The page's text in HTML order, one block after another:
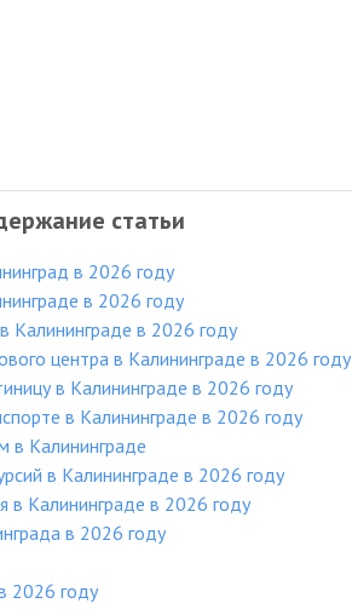
статьи
в 2026 году
в 2026 году
Калининграде в 2026 году
центра в Калининграде в 2026 году
в Калининграде в 2026 году
в Калининграде в 2026 году
в Калининграде
в Калининграде в 2026 году
в Калининграде в 2026 году
в 2026 году
2026 году